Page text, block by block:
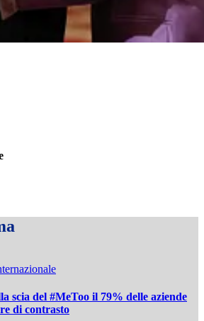
scia del #MeToo il 79% delle aziende
di contrasto